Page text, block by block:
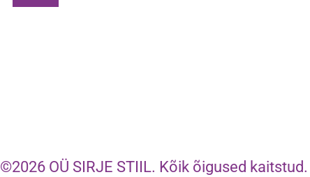
©2026 OÜ SIRJE STIIL. Kõik õigused kaitstud.